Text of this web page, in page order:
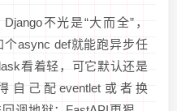
不光是“大而全”，
async def就能跑异步任
看着轻，可它默认还是
自己配eventlet或者换